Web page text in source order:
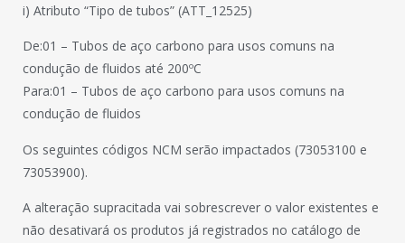
i) Atributo “Tipo de tubos” (ATT_12525)
De:01 – Tubos de aço carbono para usos comuns na
condução de fluidos até 200ºC
Para:01 – Tubos de aço carbono para usos comuns na
condução de fluidos
Os seguintes códigos NCM serão impactados (73053100 e
73053900).
A alteração supracitada vai sobrescrever o valor existentes e
não desativará os produtos já registrados no catálogo de